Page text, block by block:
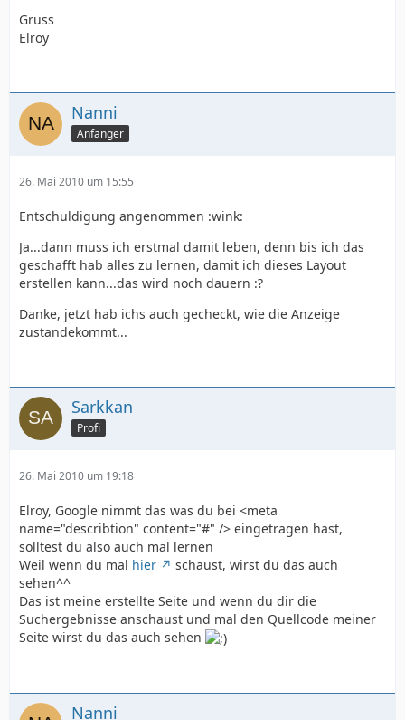
Gruss
Elroy
Nanni
Anfänger
26. Mai 2010 um 15:55
Entschuldigung angenommen :wink:
Ja...dann muss ich erstmal damit leben, denn bis ich das
geschafft hab alles zu lernen, damit ich dieses Layout
erstellen kann...das wird noch dauern :?
Danke, jetzt hab ichs auch gecheckt, wie die Anzeige
zustandekommt...
Sarkkan
Profi
26. Mai 2010 um 19:18
Elroy, Google nimmt das was du bei <meta
name="describtion" content="#" /> eingetragen hast,
solltest du also auch mal lernen
Weil wenn du mal hier
schaust, wirst du das auch
sehen^^
Das ist meine erstellte Seite und wenn du dir die
Suchergebnisse anschaust und mal den Quellcode meiner
Seite wirst du das auch sehen
Nanni